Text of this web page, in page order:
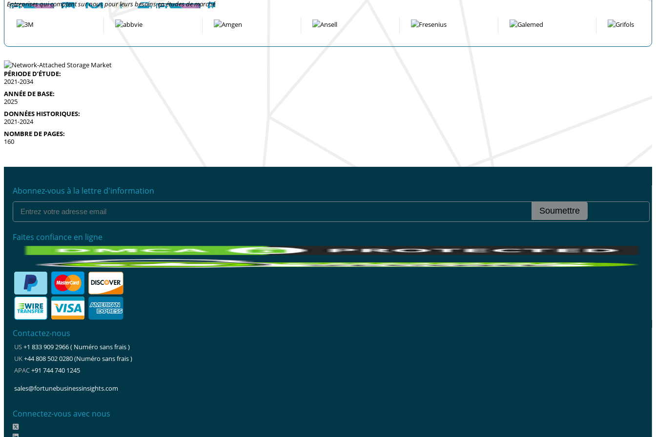
Entreprises qui comptent sur nous pour leurs besoins en études de marché
PÉRIODE D’ÉTUDE:
2021-2034
ANNÉE DE BASE:
2025
DONNÉES HISTORIQUES:
2021-2024
NOMBRE DE PAGES:
160
Abonnez-vous à la lettre d'information
Soumettre
Faites confiance en ligne
Contactez-nous
US+1 833 909 2966 ( Numéro sans frais )
UK+44 808 502 0280 (Numéro sans frais )
APAC+91 744 740 1245
sales@fortunebusinessinsights.com
Connectez-vous avec nous